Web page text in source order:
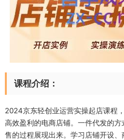
课程介绍：
2024京东轻创业运营实操起店课程
高效盈利的电商店铺。一件代发的
售的过程展现出来。学习店铺开设